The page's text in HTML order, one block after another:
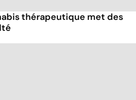
thérapeutique met des